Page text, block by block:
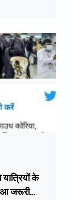
के
जरूरी